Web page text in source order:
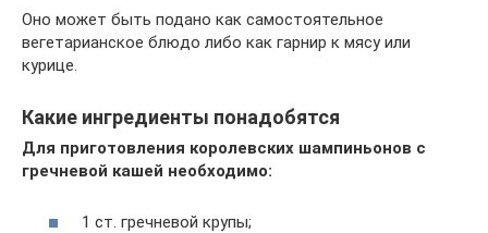
Оно может быть подано как самостоятельное
вегетарианское блюдо либо как гарнир к мясу или
курице.
Какие ингредиенты понадобятся
Для приготовления королевских шампиньонов с
гречневой кашей необходимо:
1 ст. гречневой крупы;